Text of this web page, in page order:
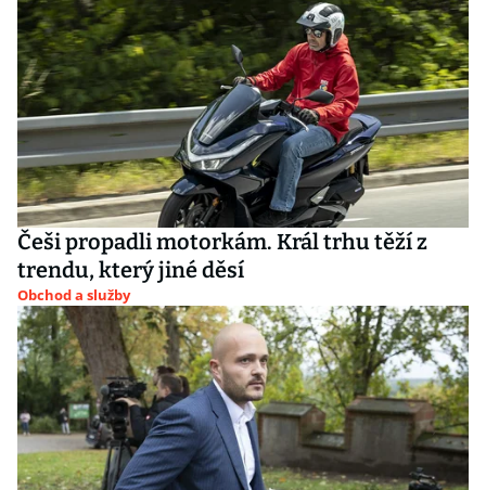
Češi propadli motorkám. Král trhu těží z
trendu, který jiné děsí
Obchod a služby